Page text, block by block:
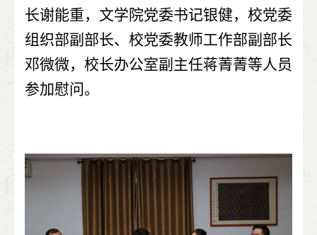
长谢能重，文学院党委书记银健，校党委
组织部副部长、校党委教师工作部副部长
邓微微，校长办公室副主任蒋菁菁等人员
参加慰问。